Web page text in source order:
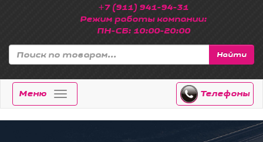
+7 (911) 941-94-31
Режим работы компании:
ПН-СБ: 10:00-20:00
Найти
Меню Телефоны